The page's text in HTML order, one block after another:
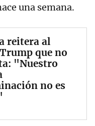
una semana.
reitera al
que no
"Nuestro
no es